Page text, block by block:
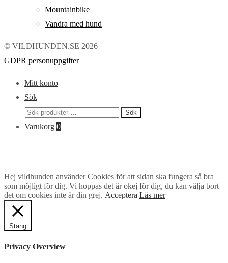
Mountainbike
Vandra med hund
© VILDHUNDEN.SE 2026
GDPR personuppgifter
Mitt konto
Sök
Sök
efter:
Sök
Varukorg 0
Hej vildhunden använder Cookies för att sidan ska fungera så bra
som möjligt för dig. Vi hoppas det är okej för dig, du kan välja bort
det om cookies inte är din grej. Acceptera Läs mer
Stäng
Privacy Overview